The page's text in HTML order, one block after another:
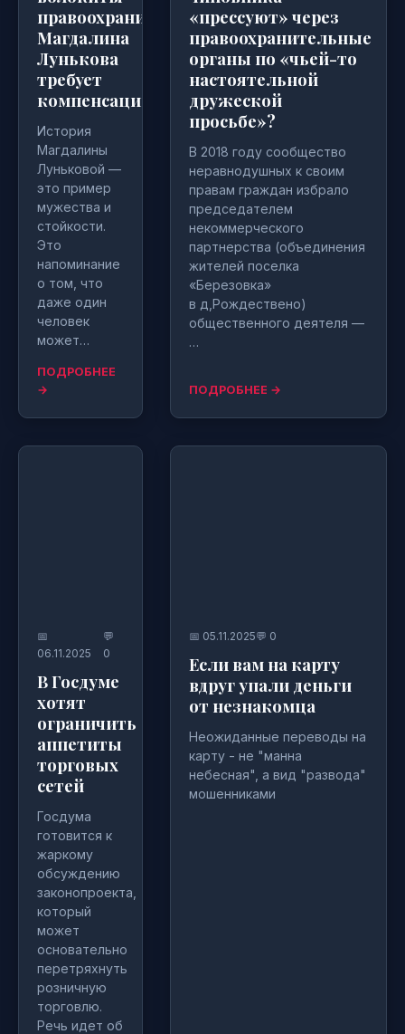
правоохранителей
Магдалина
Лунькова
требует
компенсацию
История
Магдалины
Луньковой —
это пример
мужества и
стойкости.
Это
напоминание
о том, что
даже один
человек
может…
ПОДРОБНЕЕ
→
«прессуют» через
правоохранительные
органы по «чьей-то
настоятельной
дружеской
просьбе»?
В 2018 году сообщество
неравнодушных к своим
правам граждан избрало
председателем
некоммерческого
партнерства (объединения
жителей поселка
«Березовка»
в д,Рождествено)
общественного деятеля —
…
ПОДРОБНЕЕ →
📅
06.11.2025
💬
0
В Госдуме
хотят
ограничить
аппетиты
торговых
сетей
Госдума
готовится к
жаркому
обсуждению
законопроекта,
который
может
основательно
перетряхнуть
розничную
торговлю.
Речь идет об
📅 05.11.2025💬 0
Если вам на карту
вдруг упали деньги
от незнакомца
Неожиданные переводы на
карту - не "манна
небесная", а вид "развода"
мошенниками